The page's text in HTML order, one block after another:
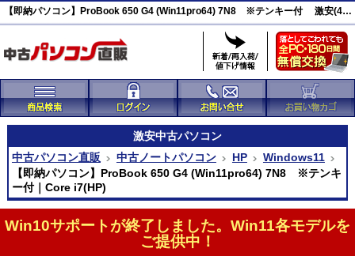
【即納パソコン】ProBook 650 G4 (Win11pro64) 7N8 ※テンキー付 激安(46097)
激安中古パソコン
中古パソコン直販
中古ノートパソコン HP
Windows11
【即納パソコン】ProBook 650 G4 (Win11pro64) 7N8 ※テンキ
ー付｜Core i7(HP)
Win10サポートが終了しました。Win11各モデルを
ご提供中！